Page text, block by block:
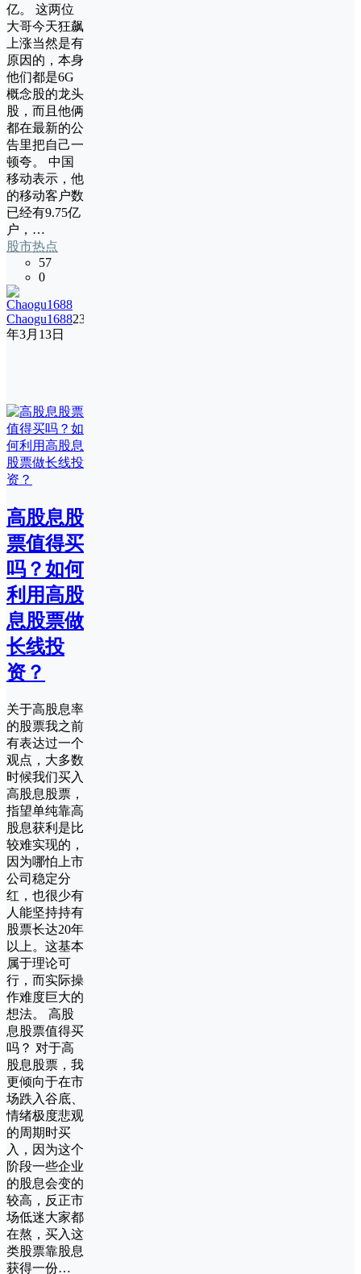
亿。 这两位
大哥今天狂飙
上涨当然是有
原因的，本身
他们都是6G
概念股的龙头
股，而且他俩
都在最新的公
告里把自己一
顿夸。 中国
移动表示，他
的移动客户数
已经有9.75亿
户，…
股市热点
57
0
Chaogu168823
年3月13日
高股息股
票值得买
吗？如何
利用高股
息股票做
长线投
资？
关于高股息率
的股票我之前
有表达过一个
观点，大多数
时候我们买入
高股息股票，
指望单纯靠高
股息获利是比
较难实现的，
因为哪怕上市
公司稳定分
红，也很少有
人能坚持持有
股票长达20年
以上。这基本
属于理论可
行，而实际操
作难度巨大的
想法。 高股
息股票值得买
吗？ 对于高
股息股票，我
更倾向于在市
场跌入谷底、
情绪极度悲观
的周期时买
入，因为这个
阶段一些企业
的股息会变的
较高，反正市
场低迷大家都
在熬，买入这
类股票靠股息
获得一份…